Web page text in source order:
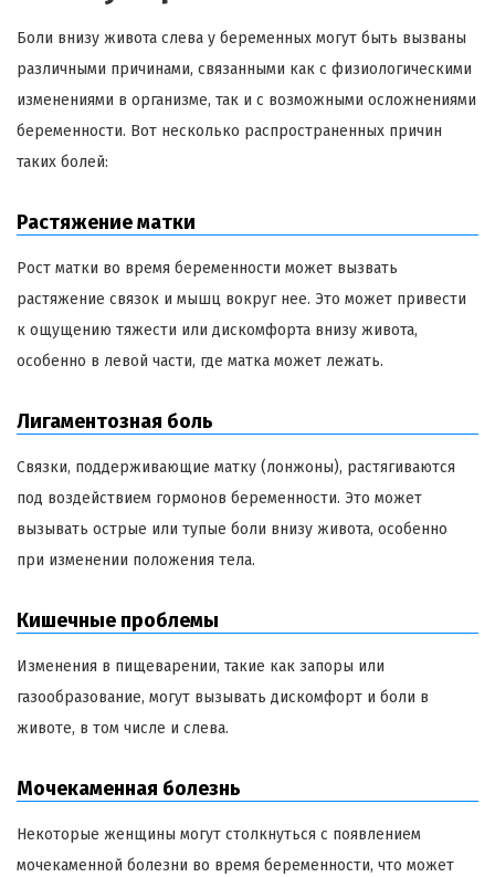
Боли внизу живота слева у беременных могут быть вызваны
различными причинами, связанными как с физиологическими
изменениями в организме, так и с возможными осложнениями
беременности. Вот несколько распространенных причин
таких болей:
Растяжение матки
Рост матки во время беременности может вызвать
растяжение связок и мышц вокруг нее. Это может привести
к ощущению тяжести или дискомфорта внизу живота,
особенно в левой части, где матка может лежать.
Лигаментозная боль
Связки, поддерживающие матку (лонжоны), растягиваются
под воздействием гормонов беременности. Это может
вызывать острые или тупые боли внизу живота, особенно
при изменении положения тела.
Кишечные проблемы
Изменения в пищеварении, такие как запоры или
газообразование, могут вызывать дискомфорт и боли в
животе, в том числе и слева.
Мочекаменная болезнь
Некоторые женщины могут столкнуться с появлением
мочекаменной болезни во время беременности, что может